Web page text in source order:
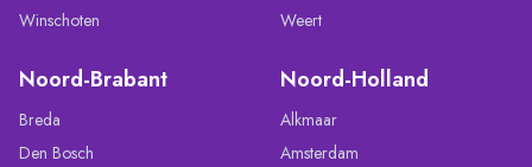
Winschoten
Weert
Noord-Brabant
Breda
Den Bosch
Noord-Holland
Alkmaar
Amsterdam